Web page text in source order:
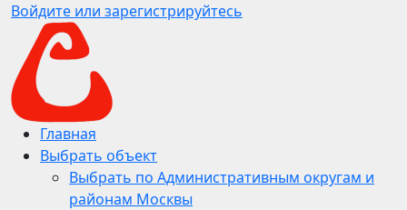
Войдите или зарегистрируйтесь
Главная
Выбрать объект
Выбрать по Административным округам и
районам Москвы